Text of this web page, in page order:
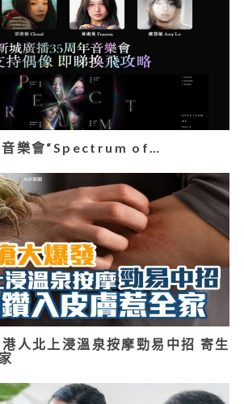
音樂會“Spectrum of…
人北上浸溫泉按摩勁易中招 寄生